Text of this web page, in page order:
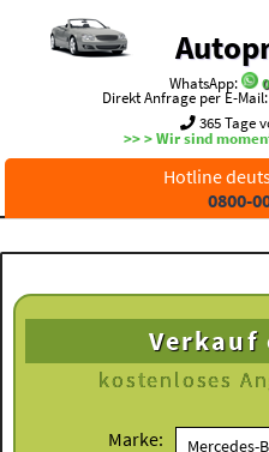
WhatsApp:
Direkt Anfrage per E-
365 Tage
>> > Wir sind
Hotline
0800-
Verkauf
kostenloses
Marke: